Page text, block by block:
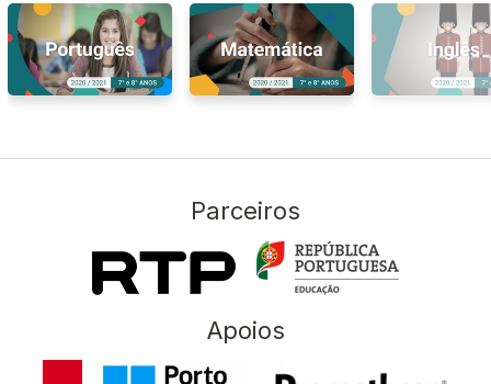
Parceiros
Apoios